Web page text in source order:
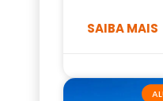
SAIBA MAIS